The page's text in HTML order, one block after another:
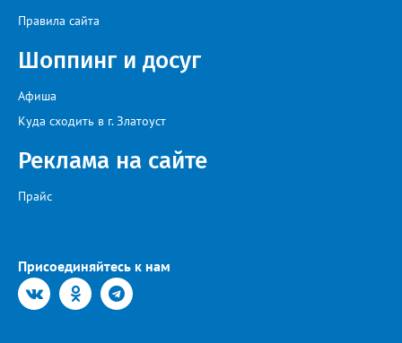
Правила сайта
Шоппинг и досуг
Афиша
Куда сходить в г. Златоуст
Реклама на сайте
Прайс
Присоединяйтесь к нам